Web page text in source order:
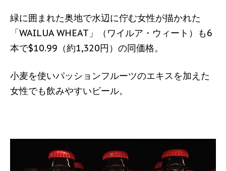
緑に囲まれた奥地で水辺に佇む女性が描かれた
「WAILUA WHEAT」（ワイルア・ウィート）も6
本で$10.99（約1,320円）の同価格。
小麦を使いパッションフルーツのエキスを加えた
女性でも飲みやすいビール。